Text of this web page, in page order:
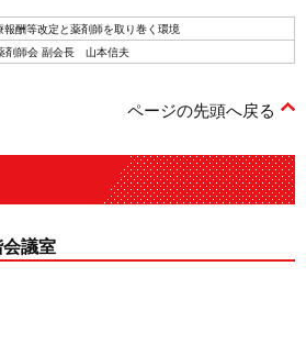
酬等改定と薬剤師を取り巻く環境
剤師会 副会長 山本信夫
ページの先頭へ戻る
議室